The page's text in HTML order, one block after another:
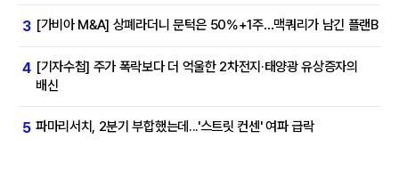
3 [가비아 M&A] 상폐라더니 문턱은 50%+1주…맥쿼리가 남긴 플랜B
4 [기자수첩] 주가 폭락보다 더 억울한 2차전지·태양광 유상증자의
배신
5 파마리서치, 2분기 부합했는데...'스트릿 컨센' 여파 급락